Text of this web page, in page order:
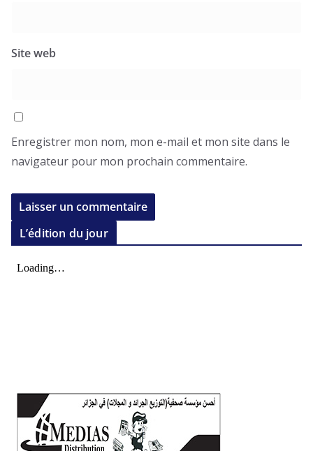
Site web
Enregistrer mon nom, mon e-mail et mon site dans le
navigateur pour mon prochain commentaire.
L’édition du jour